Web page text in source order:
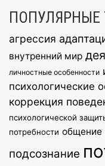
ПОПУЛЯРНЫЕ
агрессия
внутренний мир
личностные особенности
психологические
коррекция
психологической
потребности общение
подсознание